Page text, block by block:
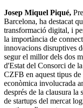
Josep Miquel Piqué,
Barcelona, ​​ha destacat
transformació digital, i
la importància de
innovacions disruptives
segur el millor dels dos
d'Estat del Consorci de
CZFB en aquest tipus
econòmica involucrada
després de la clausura la
de startups del mercat